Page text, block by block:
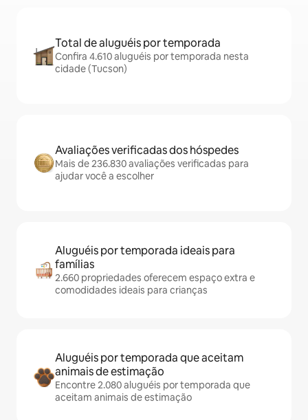
Total de aluguéis por temporada
Confira 4.610 aluguéis por temporada nesta
cidade (Tucson)
Avaliações verificadas dos hóspedes
Mais de 236.830 avaliações verificadas para
ajudar você a escolher
Aluguéis por temporada ideais para
famílias
2.660 propriedades oferecem espaço extra e
comodidades ideais para crianças
Aluguéis por temporada que aceitam
animais de estimação
Encontre 2.080 aluguéis por temporada que
aceitam animais de estimação